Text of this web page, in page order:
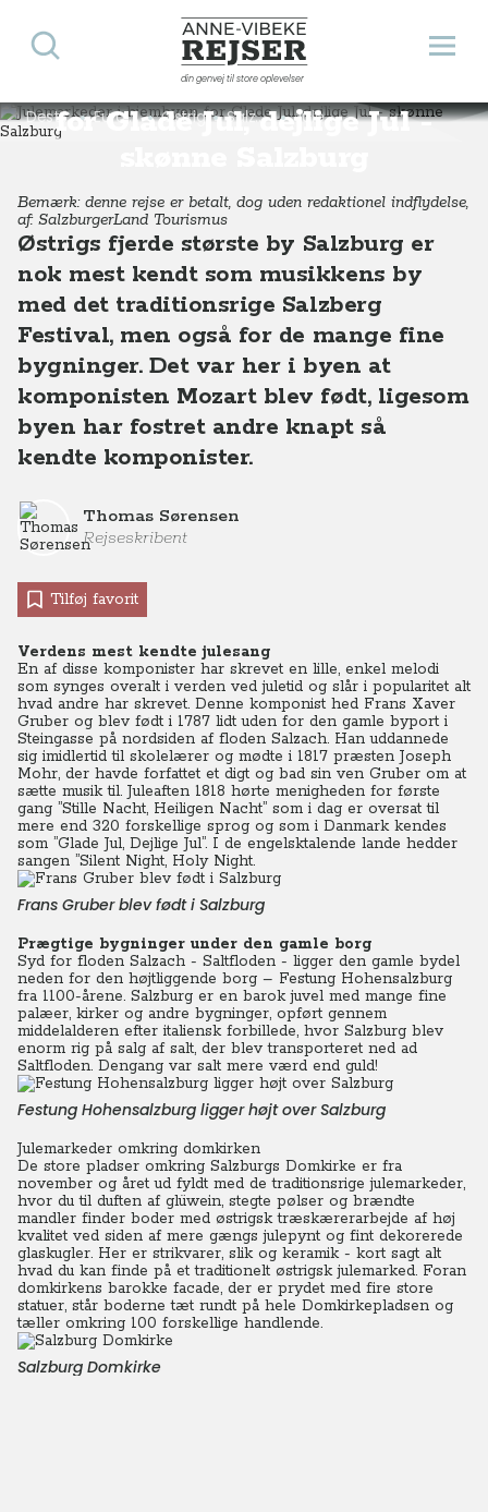
Anne-Vibeke Rejser
din genvej til store oplevelser
Åbn
Søg
Julemarkeder i hjembyen
for Glade Jul, dejlige Jul -
Destinationer Europa Østrig Salzburgerland Julemarkeder i hjembyen for Glade Jul, dejlige Jul - skønne Salzburg
Bemærk: denne rejse er betalt, dog uden redaktionel indflydelse,
af: SalzburgerLand Tourismus
Østrigs fjerde største by Salzburg er
nok mest kendt som musikkens by
med det traditionsrige Salzberg
Festival, men også for de mange fine
bygninger. Det var her i byen at
komponisten Mozart blev født, ligesom
byen har fostret andre knapt så
kendte komponister.
Thomas Sørensen
Rejseskribent
Tilføj favorit
Verdens mest kendte julesang
En af disse komponister har skrevet en lille, enkel melodi
som synges overalt i verden ved juletid og slår i popularitet alt
hvad andre har skrevet. Denne komponist hed Frans Xaver
Gruber og blev født i 1787 lidt uden for den gamle byport i
Steingasse på nordsiden af floden Salzach. Han uddannede
sig imidlertid til skolelærer og mødte i 1817 præsten Joseph
Mohr, der havde forfattet et digt og bad sin ven Gruber om at
sætte musik til. Juleaften 1818 hørte menigheden for første
gang ”Stille Nacht, Heiligen Nacht” som i dag er oversat til
mere end 320 forskellige sprog og som i Danmark kendes
som ”Glade Jul, Dejlige Jul”. I de engelsktalende lande hedder
sangen ”Silent Night, Holy Night.
Frans Gruber blev født i Salzburg
Prægtige bygninger under den gamle borg
Syd for floden Salzach - Saltfloden - ligger den gamle bydel
neden for den højtliggende borg – Festung Hohensalzburg
fra 1100-årene. Salzburg er en barok juvel med mange fine
palæer, kirker og andre bygninger, opført gennem
middelalderen efter italiensk forbillede, hvor Salzburg blev
enorm rig på salg af salt, der blev transporteret ned ad
Saltfloden. Dengang var salt mere værd end guld!
Festung Hohensalzburg ligger højt over Salzburg
Julemarkeder omkring domkirken
De store pladser omkring Salzburgs Domkirke er fra
november og året ud fyldt med de traditionsrige julemarkeder,
hvor du til duften af glüwein, stegte pølser og brændte
mandler finder boder med østrigsk træskærerarbejde af høj
kvalitet ved siden af mere gængs julepynt og fint dekorerede
glaskugler. Her er strikvarer, slik og keramik - kort sagt alt
hvad du kan finde på et traditionelt østrigsk julemarked. Foran
domkirkens barokke facade, der er prydet med fire store
statuer, står boderne tæt rundt på hele Domkirkepladsen og
tæller omkring 100 forskellige handlende.
Salzburg Domkirke